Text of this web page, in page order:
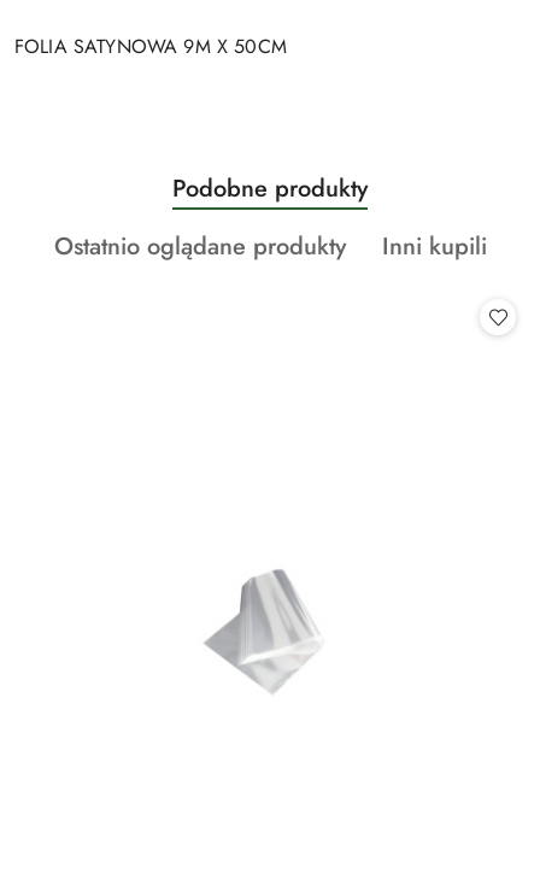
FOLIA SATYNOWA 9M X 50CM
Pomiń karuzelę produktów
Produkty
o
statusie:
Podobne produkty
Produkty
Ostatnio oglądane produkty
Produkty
Inni kupili